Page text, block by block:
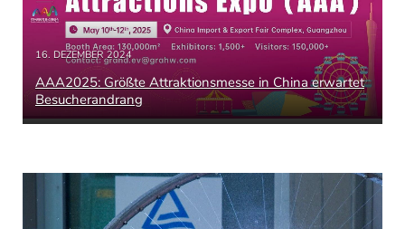
16. DEZEMBER 2024
AAA2025: Größte Attraktionsmesse in China erwartet
Besucherandrang